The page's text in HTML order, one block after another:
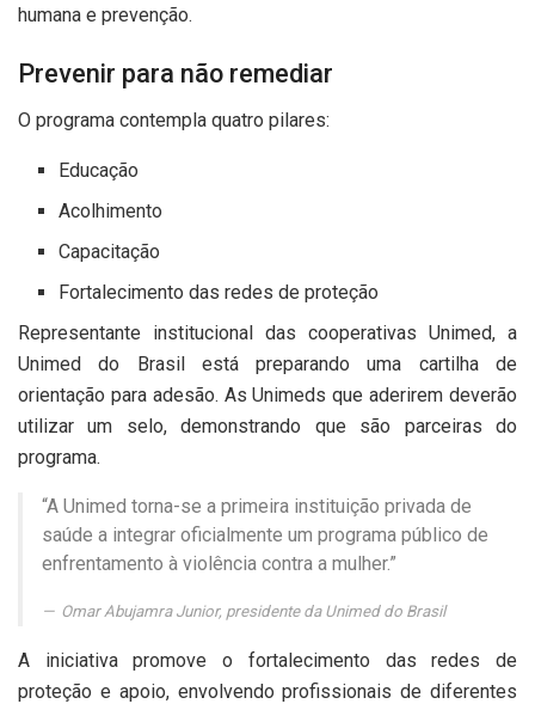
humana e prevenção.
Prevenir para não remediar
O programa contempla quatro pilares:
Educação
Acolhimento
Capacitação
Fortalecimento das redes de proteção
Representante institucional das cooperativas Unimed, a
Unimed do Brasil está preparando uma cartilha de
orientação para adesão. As Unimeds que aderirem deverão
utilizar um selo, demonstrando que são parceiras do
programa.
“A Unimed torna-se a primeira instituição privada de
saúde a integrar oficialmente um programa público de
enfrentamento à violência contra a mulher.”
Omar Abujamra Junior, presidente da Unimed do Brasil
A iniciativa promove o fortalecimento das redes de
proteção e apoio, envolvendo profissionais de diferentes